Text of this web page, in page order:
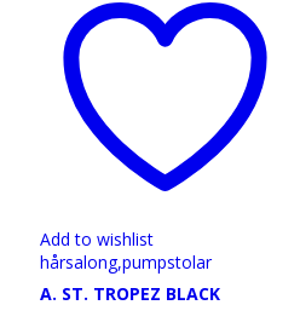
har
flera
alternativen
väljas
på
Add to wishlist
hårsalong,pumpstolar
A. ST. TROPEZ BLACK